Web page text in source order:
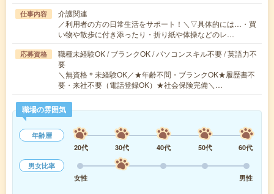
仕事内容
介護関連
／利用者の方の日常生活をサポート！＼▽具体的には…・買
い物や散歩に付き添ったり・折り紙や体操などのレ…
応募資格
職種未経験OK / ブランクOK / パソコンスキル不要 / 英語力不
要
＼無資格＊未経験OK／★年齢不問・ブランクOK★履歴書不
要・来社不要（電話登録OK）★社会保険完備＼…
職場の雰囲気
年齢層
20代
30代 40代 50代
60代
男女比率
女性
男性